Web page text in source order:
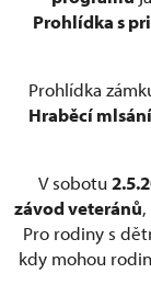
Prohlídka s
Prohlídka
Hraběcí mlsání
V sobotu
závod veteránů
Pro rodiny s
kdy mohou